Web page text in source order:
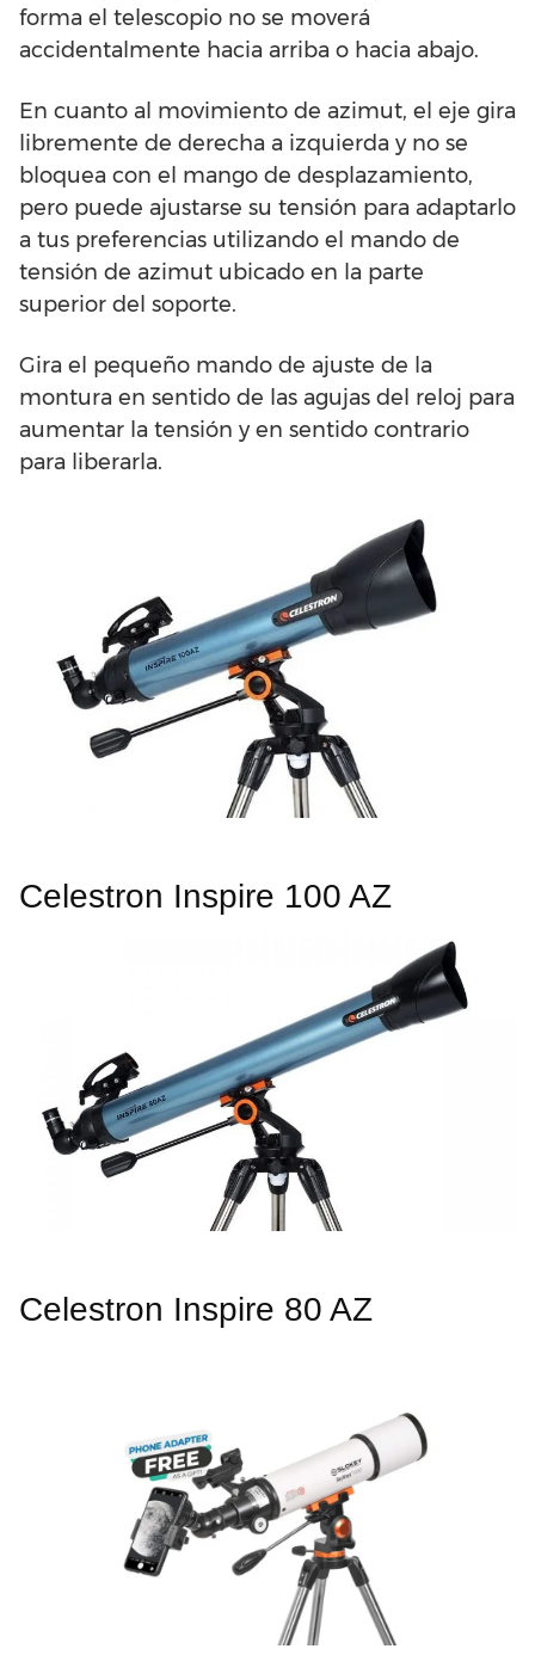
forma el telescopio no se moverá
accidentalmente hacia arriba o hacia abajo.
En cuanto al movimiento de azimut, el eje gira
libremente de derecha a izquierda y no se
bloquea con el mango de desplazamiento,
pero puede ajustarse su tensión para adaptarlo
a tus preferencias utilizando el mando de
tensión de azimut ubicado en la parte
superior del soporte.
Gira el pequeño mando de ajuste de la
montura en sentido de las agujas del reloj para
aumentar la tensión y en sentido contrario
para liberarla.
Celestron Inspire 100 AZ
Celestron Inspire 80 AZ